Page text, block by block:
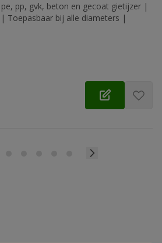
pp, gvk, beton en gecoat gietijzer |
Toepasbaar bij alle diameters |